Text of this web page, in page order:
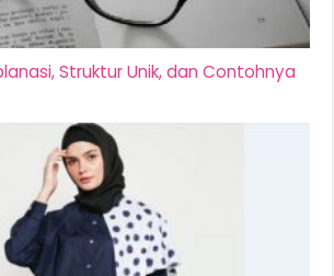
Struktur Unik, dan Contohnya